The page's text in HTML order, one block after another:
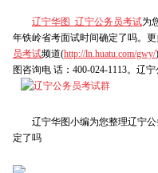
辽宁华图_辽宁公务员考试为
年铁岭省考面试时间确定了吗。
员考试频道(http://ln.huatu.com/gwy/
图咨询电 话：400-024-1113。辽
辽宁华图小编为您整理辽宁公
定了吗